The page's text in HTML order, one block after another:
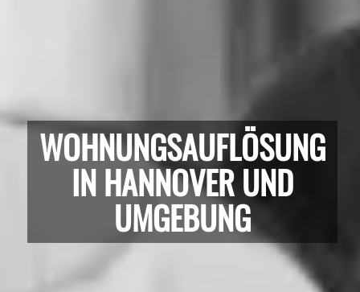
WOHNUNGSAUFLÖSUNG
IN HANNOVER UND
UMGEBUNG